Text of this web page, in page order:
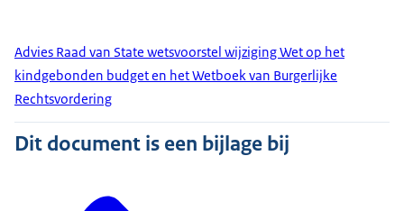
Advies Raad van State wetsvoorstel wijziging Wet op het
kindgebonden budget en het Wetboek van Burgerlijke
Rechtsvordering
Dit document is een bijlage bij